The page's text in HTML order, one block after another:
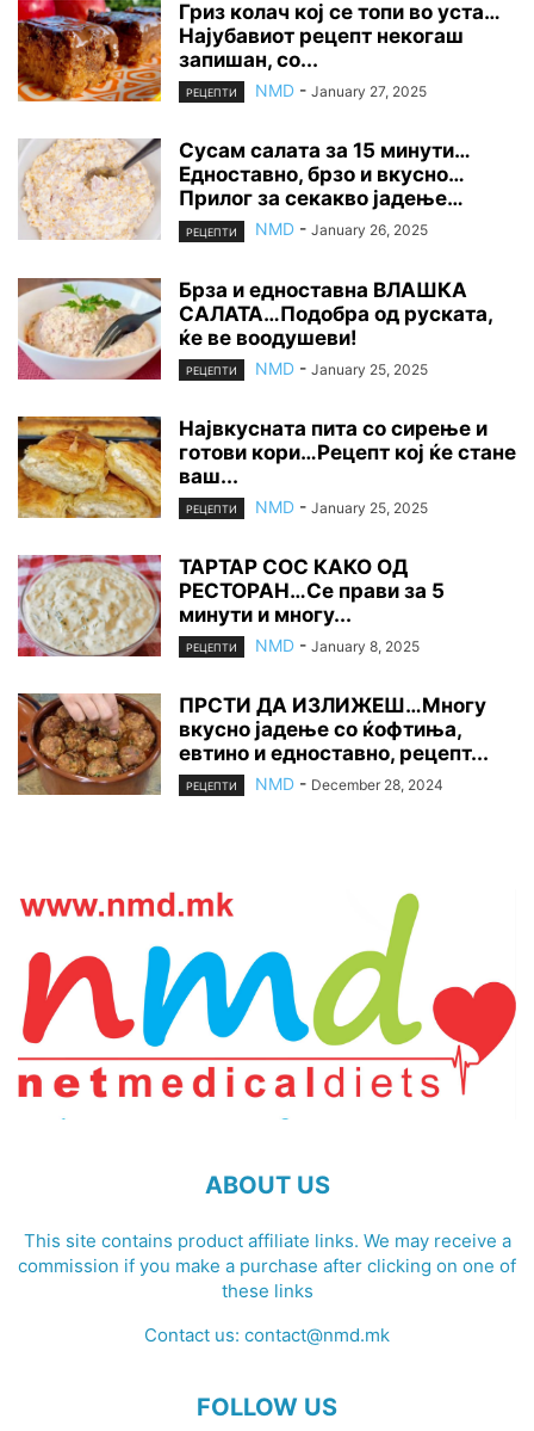
Гриз колач кој се топи во уста…
Најубавиот рецепт некогаш
запишан, со...
РЕЦЕПТИ NMD - January 27, 2025
Сусам салата за 15 минути…
Едноставно, брзо и вкусно…
Прилог за секакво јадење…
РЕЦЕПТИ NMD - January 26, 2025
Брза и едноставна ВЛАШКА
САЛАТА…Подобра од руската,
ќе ве воодушеви!
РЕЦЕПТИ NMD - January 25, 2025
Највкусната пита со сирење и
готови кори…Рецепт кој ќе стане
ваш...
РЕЦЕПТИ NMD - January 25, 2025
ТАРТАР СОС КАКО ОД
РЕСТОРАН…Се прави за 5
минути и многу...
РЕЦЕПТИ NMD - January 8, 2025
ПРСТИ ДА ИЗЛИЖЕШ…Многу
вкусно јадење со ќофтиња,
евтино и едноставно, рецепт...
РЕЦЕПТИ NMD - December 28, 2024
ABOUT US
This site contains product affiliate links. We may receive a
commission if you make a purchase after clicking on one of
these links
Contact us: contact@nmd.mk
FOLLOW US